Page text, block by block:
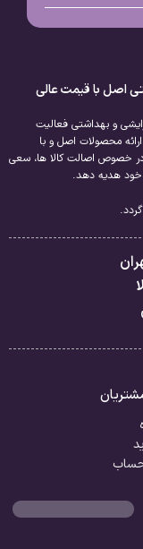
اصل با قیمت عالی
و بهداشتی فعالیت
محصولات اصل و با
خصوص اصالت کالا ها، سعی
خود هدیه دهد.